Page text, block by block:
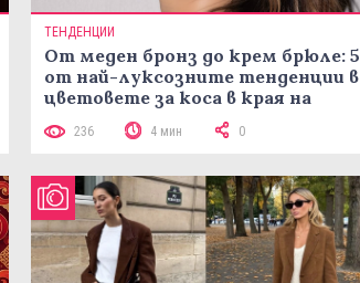
ТЕНДЕНЦИИ
От меден бронз до крем брюле: 5
от най-луксозните тенденции в
цветовете за коса в края на
236 4 мин 0